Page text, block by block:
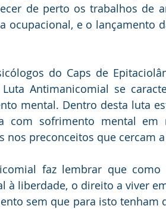
de perto os trabalhos de
ocupacional, e o lançamento
do Caps de
Antimanicomial se
mental. Dentro desta luta
com sofrimento mental em
nos preconceitos que cercam
à liberdade, o direito a viver
sem que para isto tenham